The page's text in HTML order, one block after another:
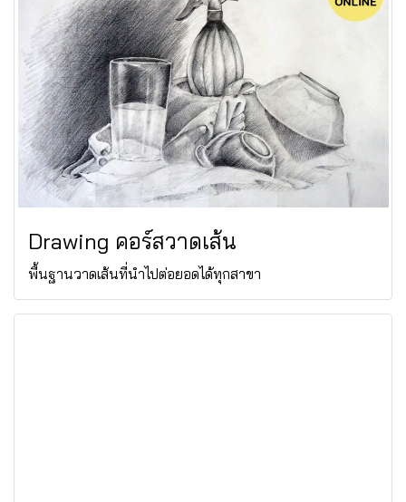
Drawing คอร์สวาดเส้น
พื้นฐานวาดเส้นที่นำไปต่อยอดได้ทุกสาขา